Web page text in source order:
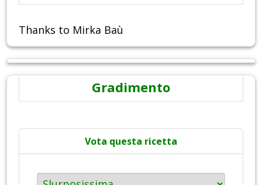
Thanks to Mirka Baù
Gradimento
Vota questa ricetta